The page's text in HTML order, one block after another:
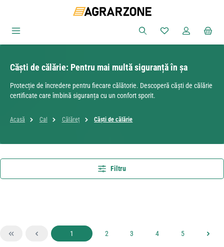
Sari la conținutul principal
Aveți 0 articole
Căști de călărie: Pentru mai multă siguranță în șa
Protecție de încredere pentru fiecare călătorie. Descoperă căști de călărie
certificate care îmbină siguranța cu un confort sporit.
Acasă Cal Călăreț Căști de călărie
Filtru
Pagina
1 Pagina
2 Pagina
3 Pagina
4 Pagina
5